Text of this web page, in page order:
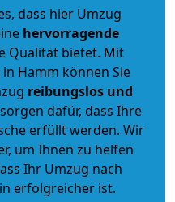
dass hier Umzug
hervorragende
Qualität bietet. Mit
Hamm können Sie
reibungslos und
dafür, dass Ihre
erfüllt werden. Wir
um Ihnen zu helfen
Ihr Umzug nach
erfolgreicher ist.